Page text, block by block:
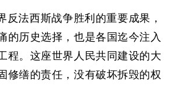
反法西斯战争胜利的重要成果，
的历史选择，也是各国迄今注入
程。这座世界人民共同建设的大
修缮的责任，没有破坏拆毁的权